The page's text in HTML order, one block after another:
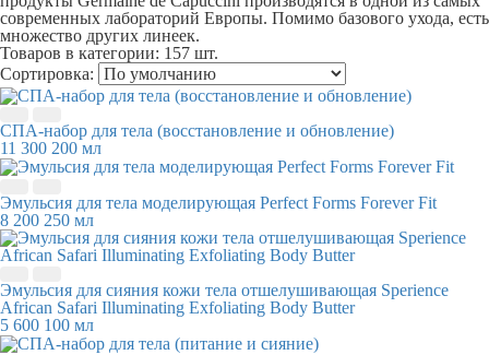
современных лабораторий Европы. Помимо базового ухода, есть
множество других линеек.
Товаров в категории: 157 шт.
Сортировка:
СПА-набор для тела (восстановление и обновление)
11 300 200 мл
Эмульсия для тела моделирующая Perfect Forms Forever Fit
8 200 250 мл
Эмульсия для сияния кожи тела отшелушивающая Sperience
African Safari Illuminating Exfoliating Body Butter
5 600 100 мл